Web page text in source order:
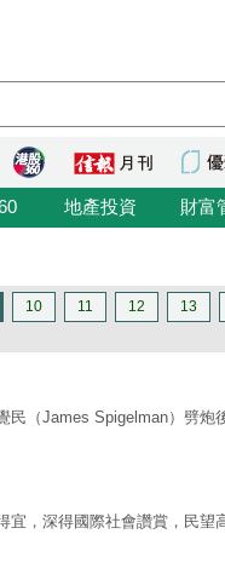
地產投資 財富
10 11 12 13
民（James Spigelman）劈炮
宜，深得國際社會讚賞，民望